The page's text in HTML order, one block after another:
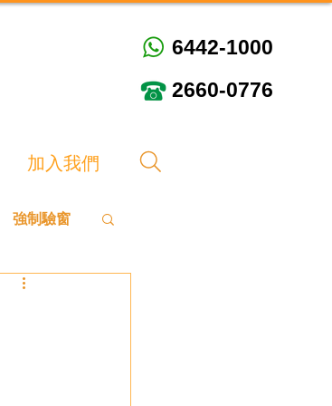
6442-1000
6442-1000
2660-0776
2660-0776
加入我們
強制驗窗